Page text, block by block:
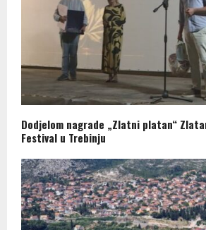
Dodjelom nagrade „Zlatni platan“
Festival u Trebinju